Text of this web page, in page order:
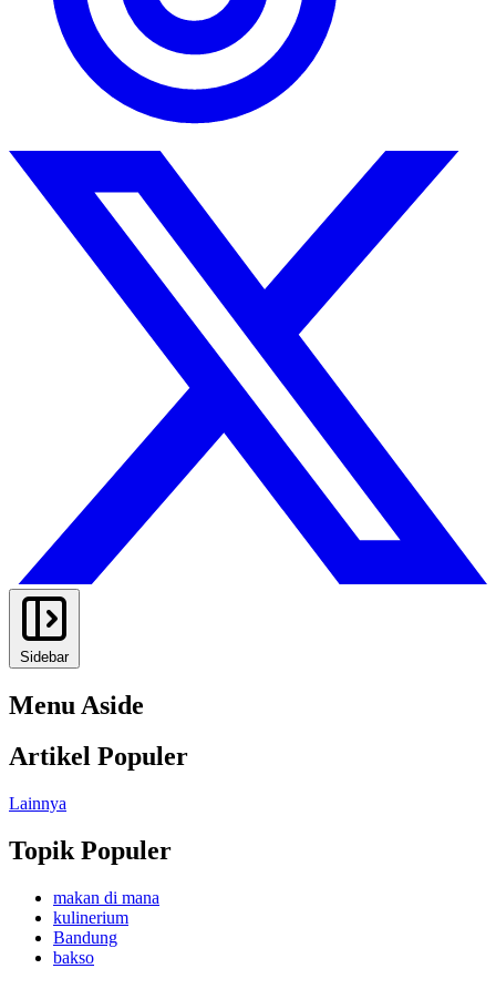
Sidebar
Menu Aside
Artikel Populer
Lainnya
Topik Populer
makan di mana
kulinerium
Bandung
bakso